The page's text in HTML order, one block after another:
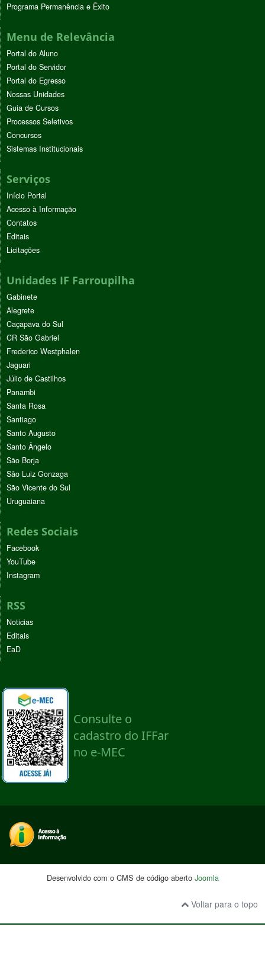
Programa Permanência e Êxito
Menu de Relevância
Portal do Aluno
Portal do Servidor
Portal do Egresso
Nossas Unidades
Guia de Cursos
Processos Seletivos
Concursos
Sistemas Institucionais
Serviços
Início Portal
Acesso à Informação
Contatos
Editais
Licitações
Unidades IF Farroupilha
Gabinete
Alegrete
Caçapava do Sul
CR São Gabriel
Frederico Westphalen
Jaguari
Júlio de Castilhos
Panambi
Santa Rosa
Santiago
Santo Augusto
Santo Ângelo
São Borja
São Luiz Gonzaga
São Vicente do Sul
Uruguaiana
Redes Sociais
Facebook
YouTube
Instagram
RSS
Noticias
Editais
EaD
Desenvolvido com o CMS de código aberto Joomla
Voltar para o topo